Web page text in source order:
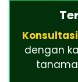
dengan